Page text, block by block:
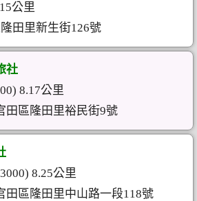
公里
田里新生街126號
社
8.17公里
田區隆田里裕民街9號
8.25公里
田區隆田里中山路一段118號